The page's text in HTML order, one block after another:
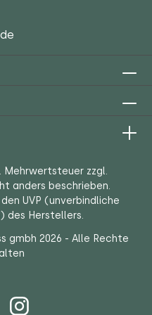
Mehrwertsteuer zzgl.
anders beschrieben.
UVP (unverbindliche
des Herstellers.
gmbh 2026 - Alle Rechte